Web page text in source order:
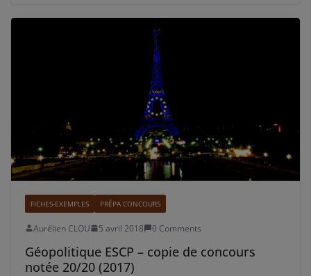
FICHES-EXEMPLES PRÉPA CONCOURS
Aurélien CLOU 5 avril 2018 0 Comments
Géopolitique ESCP – copie de concours
notée 20/20 (2017)